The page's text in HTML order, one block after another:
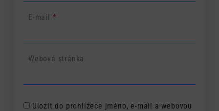
E-mail *
Webová stránka
Uložit do prohlížeče jméno, e-mail a webovou